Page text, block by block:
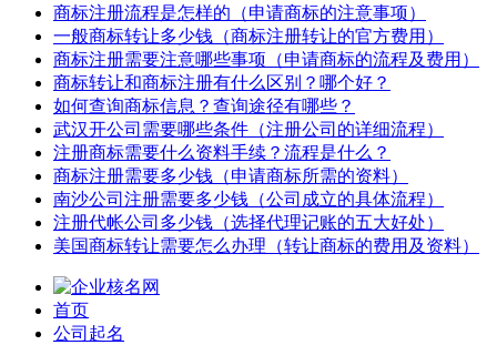
商标注册流程是怎样的（申请商标的注意事项）
一般商标转让多少钱（商标注册转让的官方费用）
商标注册需要注意哪些事项（申请商标的流程及费用）
商标转让和商标注册有什么区别？哪个好？
如何查询商标信息？查询途径有哪些？
武汉开公司需要哪些条件（注册公司的详细流程）
注册商标需要什么资料手续？流程是什么？
商标注册需要多少钱（申请商标所需的资料）
南沙公司注册需要多少钱（公司成立的具体流程）
注册代帐公司多少钱（选择代理记账的五大好处）
美国商标转让需要怎么办理（转让商标的费用及资料）
首页
公司起名